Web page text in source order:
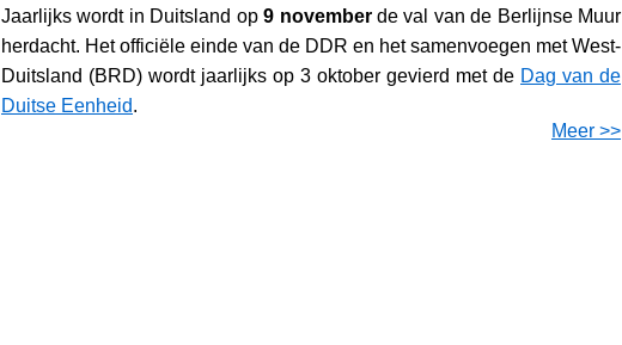
Jaarlijks wordt in Duitsland op9 novemberde val van de Berlijnse Muur
herdacht. Het officiële einde van de DDR en het samenvoegen met West-
Duitsland (BRD) wordt jaarlijks op 3 oktober gevierd met de Dag van de
Duitse Eenheid.
Meer >>